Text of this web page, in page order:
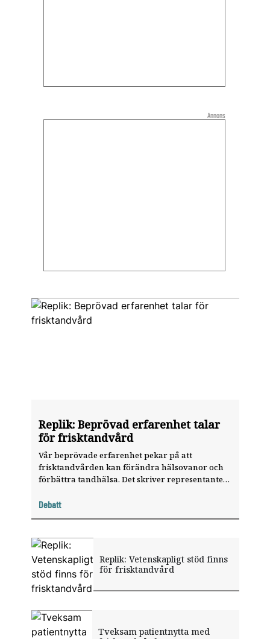
Replik: Beprövad erfarenhet talar
för frisktandvård
Vår beprövade erfarenhet pekar på att
frisktandvården kan förändra hälsovanor och
förbättra tandhälsa. Det skriver representanter
frisktandvård i en replik till den
Debatt
Replik: Vetenskapligt stöd finns
för frisktandvård
Tveksam patientnytta med
Annons